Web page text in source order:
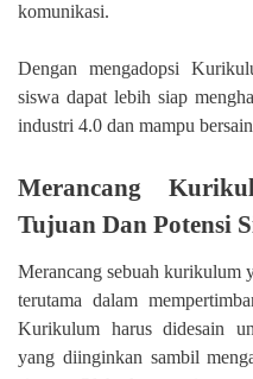
komunikasi.
Dengan mengadopsi
siswa dapat lebih siap
industri 4.0 dan mampu
Merancang
Tujuan Dan Potensi
Merancang sebuah kurikulum
terutama dalam
Kurikulum harus didesain
yang diinginkan sambil